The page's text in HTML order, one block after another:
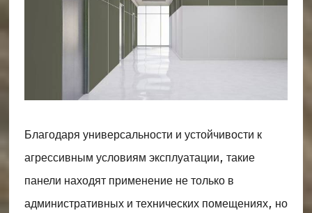
Благодаря универсальности и устойчивости к
агрессивным условиям эксплуатации, такие
панели находят применение не только в
административных и технических помещениях, но